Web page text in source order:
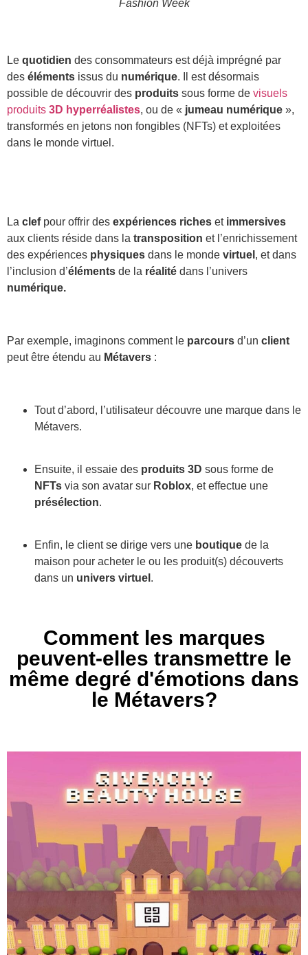
Fashion Week
Le quotidien des consommateurs est déjà imprégné par
des éléments issus du numérique. Il est désormais
possible de découvrir des produits sous forme de visuels
produits 3D hyperréalistes, ou de « jumeau numérique »,
transformés en jetons non fongibles (NFTs) et exploitées
dans le monde virtuel.
La clefpour offrir des expériences riches et immersives
aux clients réside dans la transposition et l’enrichissement
des expériences physiques dans le monde virtuel , et dans
l’inclusion d’éléments de la réalité dans l’univers
numérique.
Par exemple, imaginons comment le parcours d’un client
peut être étendu au Métavers :
Tout d’abord, l’utilisateur découvre une marque dans le
Métavers.
Ensuite, il essaie des produits 3D sous forme de
NFTs via son avatar sur Roblox, et effectue une
présélection.
Enfin, le client se dirige vers une boutique de la
maison pour acheter le ou les produit(s) découverts
dans un univers virtuel .
Comment les marques
peuvent-elles transmettre le
même degré d'émotions dans
le Métavers?